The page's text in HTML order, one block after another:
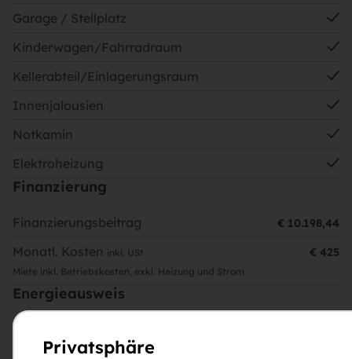
Garage / Stellplatz
Kinderwagen/Fahrradraum
Kellerabteil/Einlagerungsraum
Innenjalousien
Notkamin
Elektroheizung
Finanzierung
Finanzierungsbeitrag € 10.198,44
Monatl. Kosten inkl. USt
Miete inkl. Betriebskosten, exkl. Heizung und Strom
€ 425
Energieausweis
HWB
Privatsphäre